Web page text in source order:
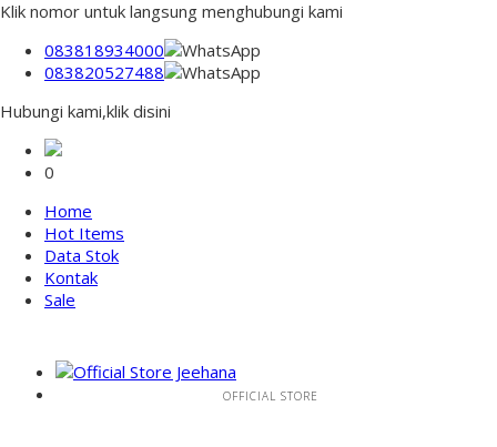
Klik nomor untuk langsung menghubungi kami
083818934000
083820527488
Hubungi kami,klik disini
0
Home
Hot Items
Data Stok
Kontak
Sale
OFFICIAL STORE